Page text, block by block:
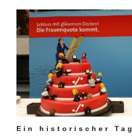
Ein historischer Tag